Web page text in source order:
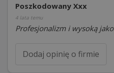
Poszkodowany Xxx
4 lata temu
Profesjonalizm i wysoką
Dodaj opinię o firmie